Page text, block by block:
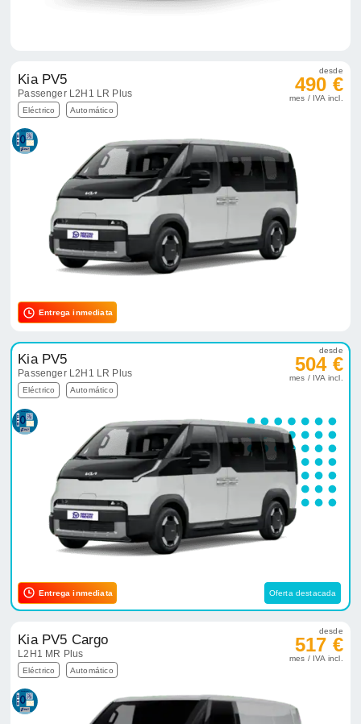
Kia PV5
Passenger L2H1 LR Plus
Eléctrico Automático
desde
490 €
mes / IVA incl.
Entrega inmediata
Kia PV5
Passenger L2H1 LR Plus
Eléctrico Automático
desde
504 €
mes / IVA incl.
Entrega inmediata Oferta destacada
Kia PV5 Cargo
L2H1 MR Plus
Eléctrico Automático
desde
517 €
mes / IVA incl.